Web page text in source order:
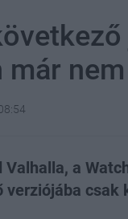
már
Valhalla, a
verziójába